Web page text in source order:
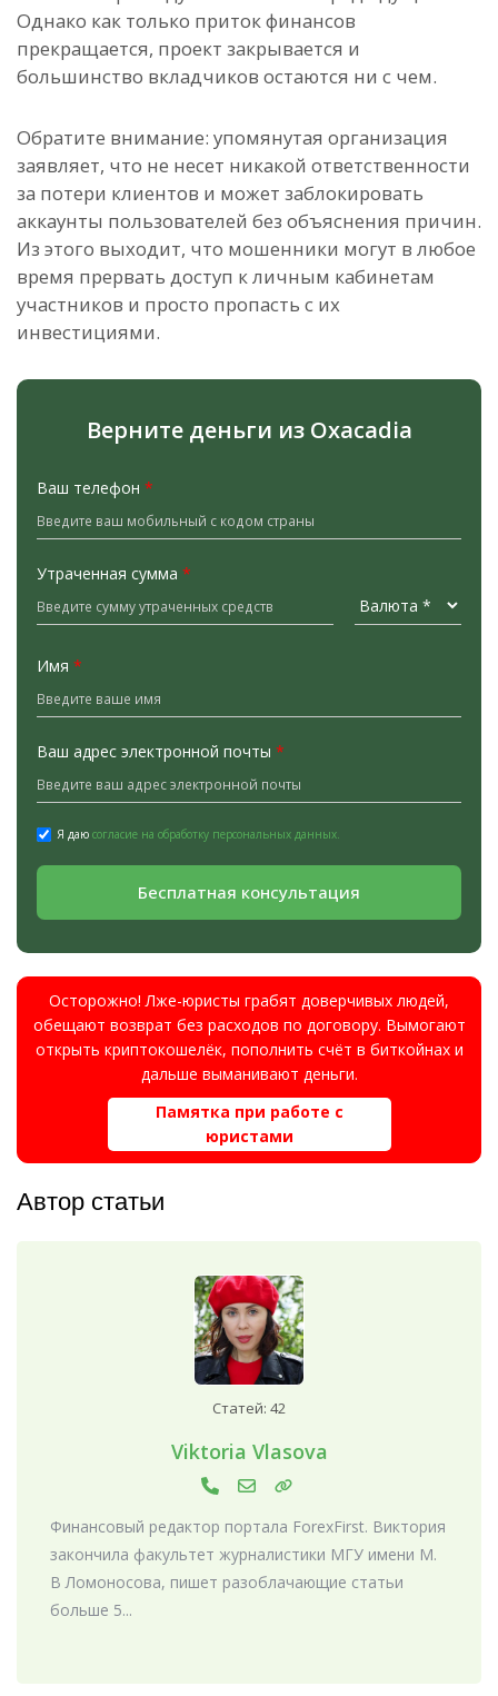
Однако как только приток финансов
прекращается, проект закрывается и
большинство вкладчиков остаются ни с чем.
Обратите внимание: упомянутая организация
заявляет, что не несет никакой ответственности
за потери клиентов и может заблокировать
аккаунты пользователей без объяснения причин.
Из этого выходит, что мошенники могут в любое
время прервать доступ к личным кабинетам
участников и просто пропасть с их
инвестициями.
Верните деньги из Oxacadia
Ваш телефон *
Утраченная сумма *
Имя *
Ваш адрес электронной почты *
Я даю согласие на обработку персональных данных.
Бесплатная консультация
Осторожно! Лже-юристы грабят доверчивых людей,
обещают возврат без расходов по договору. Вымогают
открыть криптокошелёк, пополнить счёт в биткойнах и
дальше выманивают деньги.
Памятка при работе с
юристами
Автор статьи
Статей: 42
Viktoria Vlasova
Финансовый редактор портала ForexFirst. Виктория
закончила факультет журналистики МГУ имени М.
В Ломоносова, пишет разоблачающие статьи
больше 5...